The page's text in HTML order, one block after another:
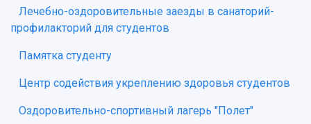
Лечебно-оздоровительные заезды в санаторий-
профилакторий для студентов
Памятка студенту
Центр содействия укреплению здоровья студентов
Оздоровительно-спортивный лагерь "Полет"